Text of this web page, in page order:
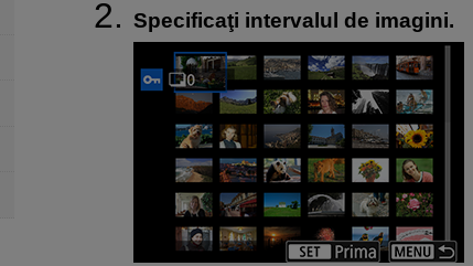
Specificaţi intervalul de imagini.